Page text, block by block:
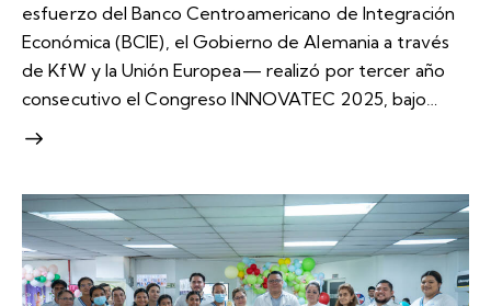
esfuerzo del Banco Centroamericano de Integración
Económica (BCIE), el Gobierno de Alemania a través
de KfW y la Unión Europea— realizó por tercer año
consecutivo el Congreso INNOVATEC 2025, bajo…